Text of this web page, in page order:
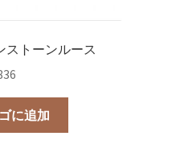
ストーンルース
に追加